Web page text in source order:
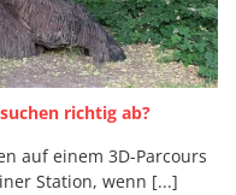
richtig ab?
auf einem 3D-Parcours
Station, wenn [...]